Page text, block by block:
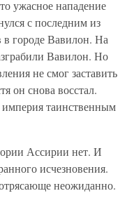
ужасное нападение
с последним из
в городе Вавилон. На
Вавилон. Но
не смог заставить
он снова восстал.
таинственным
Ассирии нет. И
исчезновения.
неожиданно.